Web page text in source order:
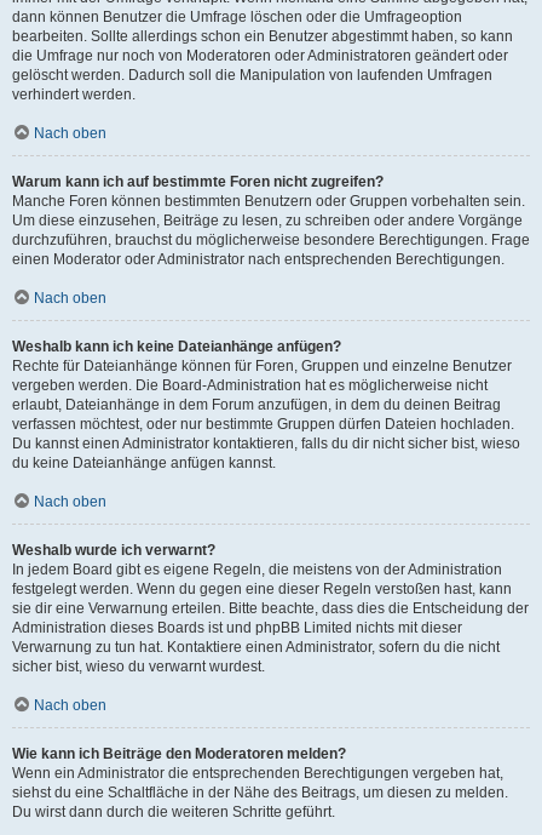
dann können Benutzer die Umfrage löschen oder die Umfrageoption
bearbeiten. Sollte allerdings schon ein Benutzer abgestimmt haben, so kann
die Umfrage nur noch von Moderatoren oder Administratoren geändert oder
gelöscht werden. Dadurch soll die Manipulation von laufenden Umfragen
verhindert werden.
Nach oben
Warum kann ich auf bestimmte Foren nicht zugreifen?
Manche Foren können bestimmten Benutzern oder Gruppen vorbehalten sein.
Um diese einzusehen, Beiträge zu lesen, zu schreiben oder andere Vorgänge
durchzuführen, brauchst du möglicherweise besondere Berechtigungen. Frage
einen Moderator oder Administrator nach entsprechenden Berechtigungen.
Nach oben
Weshalb kann ich keine Dateianhänge anfügen?
Rechte für Dateianhänge können für Foren, Gruppen und einzelne Benutzer
vergeben werden. Die Board-Administration hat es möglicherweise nicht
erlaubt, Dateianhänge in dem Forum anzufügen, in dem du deinen Beitrag
verfassen möchtest, oder nur bestimmte Gruppen dürfen Dateien hochladen.
Du kannst einen Administrator kontaktieren, falls du dir nicht sicher bist, wieso
du keine Dateianhänge anfügen kannst.
Nach oben
Weshalb wurde ich verwarnt?
In jedem Board gibt es eigene Regeln, die meistens von der Administration
festgelegt werden. Wenn du gegen eine dieser Regeln verstoßen hast, kann
sie dir eine Verwarnung erteilen. Bitte beachte, dass dies die Entscheidung der
Administration dieses Boards ist und phpBB Limited nichts mit dieser
Verwarnung zu tun hat. Kontaktiere einen Administrator, sofern du die nicht
sicher bist, wieso du verwarnt wurdest.
Nach oben
Wie kann ich Beiträge den Moderatoren melden?
Wenn ein Administrator die entsprechenden Berechtigungen vergeben hat,
siehst du eine Schaltfläche in der Nähe des Beitrags, um diesen zu melden.
Du wirst dann durch die weiteren Schritte geführt.